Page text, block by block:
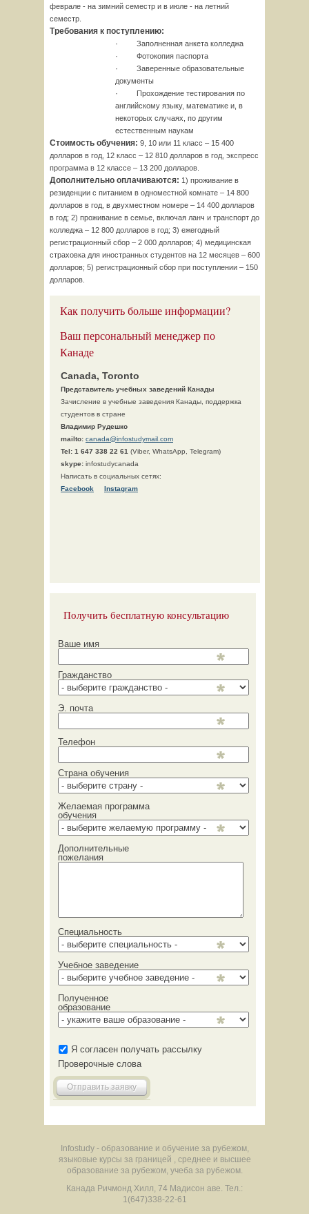
феврале - на зимний семестр и в июле - на летний
семестр.
Требования к поступлению:
· Заполненная анкета колледжа
· Фотокопия паспорта
· Заверенные образовательные
документы
·
Прохождение тестирования по
английскому языку, математике и, в
некоторых случаях, по другим
естественным наукам
Стоимость обучения: 9, 10 или 11 класс – 15 400
долларов в год, 12 класс – 12 810 долларов в год, экспресс
программа в 12 классе – 13 200 долларов.
Дополнительно оплачиваются: 1) проживание в
резиденции с питанием в одноместной комнате – 14 800
долларов в год, в двухместном номере – 14 400 долларов
в год; 2) проживание в семье, включая ланч и транспорт до
колледжа – 12 800 долларов в год; 3) ежегодный
регистрационный сбор – 2 000 долларов; 4) медицинская
страховка для иностранных студентов на 12 месяцев – 600
долларов; 5) регистрационный сбор при поступлении – 150
долларов.
Как получить больше информации?
Ваш персональный менеджер по
Канаде
Canada, Toronto
Представитель учебных заведений Канады
Зачисление в учебные заведения Канады, поддержка
студентов в стране
Владимир Рудешко
mailto: canada@infostudymail.com
Tel: 1 647 338 22 61 (Viber, WhatsApp, Telegram)
skype: infostudycanada
Написать в социальных сетях:
Facebook
Instagram
Получить бесплатную консультацию
Ваше имя
Гражданство
Э. почта
Телефон
Страна обучения
Желаемая программа
обучения
Дополнительные
пожелания
Специальность
Учебное заведение
Полученное
образование
Я согласен получать рассылку
Проверочные слова
Отправить заявку
Infostudy - образование и обучение за рубежом,
языковые курсы за границей , среднее и высшее
образование за рубежом, учеба за рубежом.
Канада Ричмонд Хилл, 74 Мадисон аве. Тел.:
1(647)338-22-61